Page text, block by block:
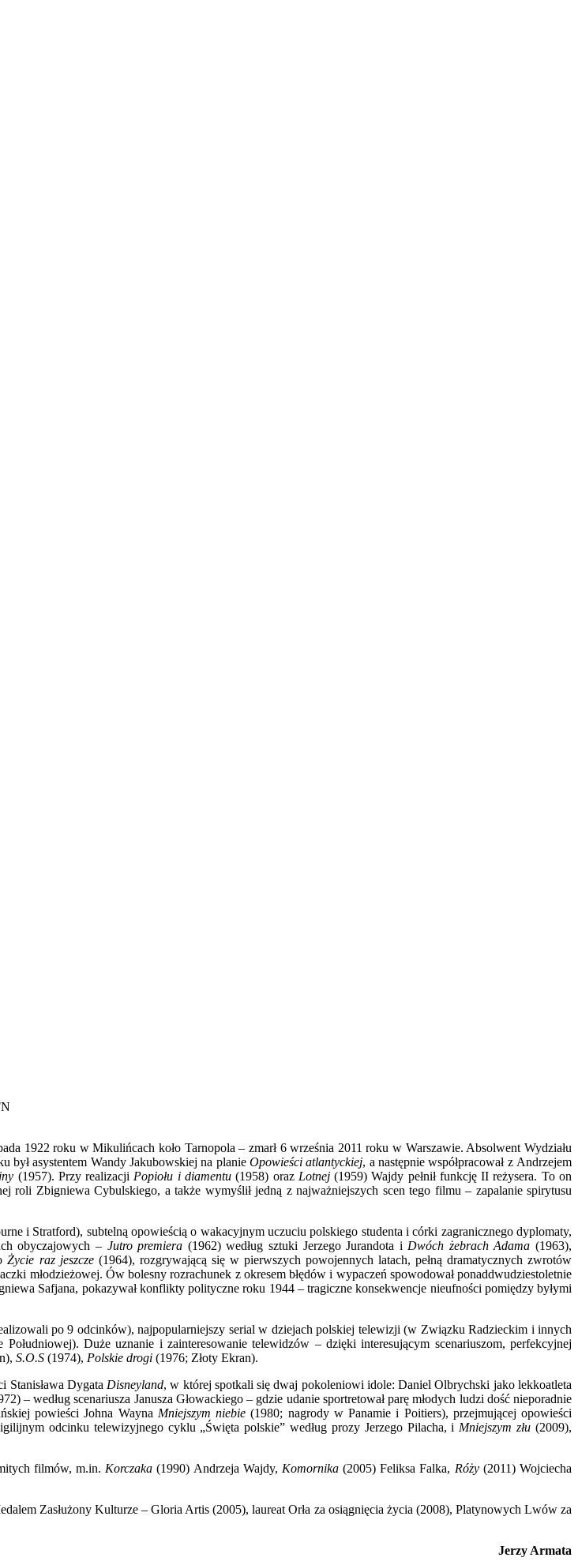
1922 roku w Mikulińcach koło Tarnopola – zmarł 6 września 2011 roku w Warszawie. Absolwent Wydziału
asystentem Wandy Jakubowskiej na planie Opowieści atlantyckiej, a następnie współpracował z Andrzejem
(1957). Przy realizacjiPopiołu i diamentu (1958) oraz Lotnej(1959) Wajdy pełnił funkcję II reżysera. To on
roli Zbigniewa Cybulskiego, a także wymyślił jedną z najważniejszych scen tego filmu – zapalanie spirytusu
i Stratford), subtelną opowieścią o wakacyjnym uczuciu polskiego studenta i córki zagranicznego dyplomaty,
obyczajowych – Jutro premiera (1962) według sztuki Jerzego Jurandota iDwóch żebrach Adama (1963),
Życie raz jeszcze (1964), rozgrywającą się w pierwszych powojennych latach, pełną dramatycznych zwrotów
młodzieżowej. Ów bolesny rozrachunek z okresem błędów i wypaczeń spowodował ponaddwudziestoletnie
Safjana, pokazywał konflikty polityczne roku 1944 – tragiczne konsekwencje nieufności pomiędzy byłymi
po 9 odcinków), najpopularniejszy serial w dziejach polskiej telewizji (w Związku Radzieckim i innych
Duże uznanie i zainteresowanie telewidzów – dzięki interesującym scenariuszom, perfekcyjnej
S.O.S (1974), Polskie drogi (1976; Złoty Ekran).
Stanisława DygataDisneyland, w której spotkali się dwaj pokoleniowi idole: Daniel Olbrychski jako lekkoatleta
– według scenariusza Janusza Głowackiego – gdzie udanie sportretował parę młodych ludzi dość nieporadnie
powieści Johna Wayna Mniejszym niebie (1980; nagrody w Panamie i Poitiers), przejmującej opowieści
odcinku telewizyjnego cyklu „Święta polskie” według prozy Jerzego Pilacha, iMniejszym złu (2009),
filmów, m.in. Korczaka (1990) Andrzeja Wajdy, Komornika(2005) Feliksa Falka, Róży(2011) Wojciecha
Zasłużony Kulturze – Gloria Artis (2005), laureat Orła za osiągnięcia życia (2008), Platynowych Lwów za
Jerzy Armata